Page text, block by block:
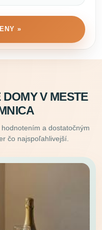
»
V MESTE
a dostatočným
čo najspoľahlivejší.